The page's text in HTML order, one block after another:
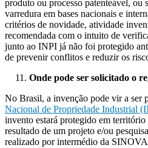
produto ou processo patenteável, ou
varredura em bases nacionais e
critérios de novidade, atividade
recomendada com o intuito de
junto ao INPI já não foi protegido
de prevenir conflitos e reduzir os
Onde pode ser solicitado o
No Brasil, a invenção pode vir a ser
Nacional de Propriedade Industrial
invento estará protegido em
resultado de um projeto e/ou
realizado por intermédio da